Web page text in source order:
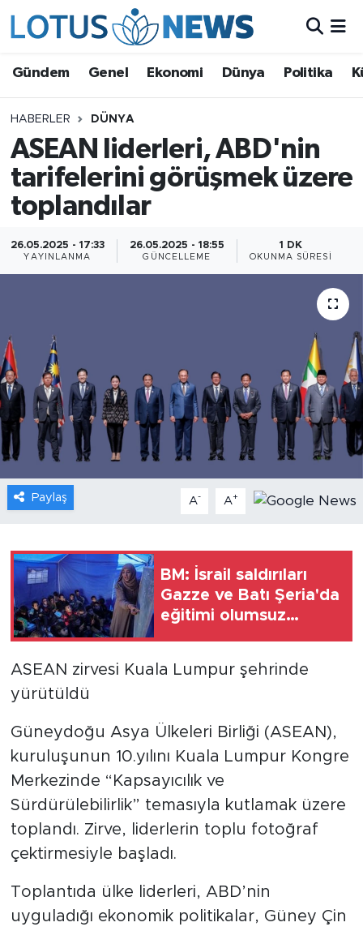
Gündem Genel Ekonomi Dünya Politika
HABERLER DÜNYA
ASEAN liderleri, ABD'nin
tarifelerini görüşmek üzere
toplandılar
26.05.2025 - 17:33
YAYINLANMA
26.05.2025 - 18:55
GÜNCELLEME
1 DK
OKUNMA SÜRESI
Paylaş A- A+
BM: İsrail saldırıları
Gazze ve Batı Şeria'da
eğitimi olumsuz
ASEAN zirvesi Kuala Lumpur şehrinde
yürütüldü
Güneydoğu Asya Ülkeleri Birliği (ASEAN),
kuruluşunun 10.yılını Kuala Lumpur Kongre
Merkezinde “Kapsayıcılık ve
Sürdürülebilirlik” temasıyla kutlamak üzere
toplandı. Zirve, liderlerin toplu fotoğraf
çektirmesiyle başladı.
Toplantıda ülke liderleri, ABD’nin
uyguladığı ekonomik politikalar, Güney Çin
Ekonomi
Dünya
Politika
Çin Fuarları
Gündem
Video
Xinhua
Xinhua Türkiye
Seyahat